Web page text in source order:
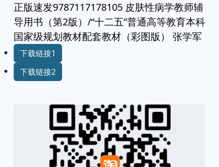
正版速发9787117178105 皮肤性病学教师辅
导用书（第2版）/“十二五”普通高等教育本科
国家级规划教材配套教材（彩图版） 张学军
下载链接1
下载链接2